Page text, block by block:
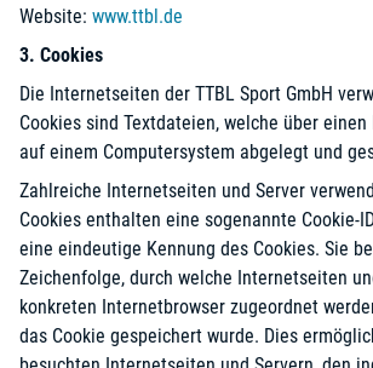
Website: www.ttbl.de
3. Cookies
Die Internetseiten der TTBL Sport GmbH
Cookies sind Textdateien, welche über
auf einem Computersystem abgelegt und
Zahlreiche Internetseiten und Server
Cookies enthalten eine sogenannte Cookie-
eine eindeutige Kennung des Cookies. Sie
Zeichenfolge, durch welche Internetseiten
konkreten Internetbrowser zugeordnet
das Cookie gespeichert wurde. Dies